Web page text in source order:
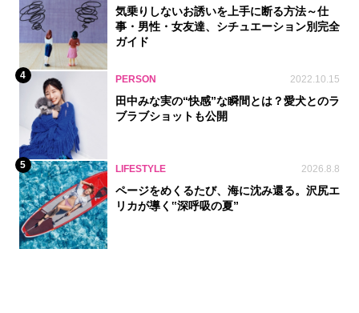
気乗りしないお誘いを上手に断る方法～仕
事・男性・女友達、シチュエーション別完全
ガイド
4 PERSON 2022.10.15
田中みな実の“快感”な瞬間とは？愛犬とのラ
ブラブショットも公開
5 LIFESTYLE 2026.8.8
ページをめくるたび、海に沈み還る。沢尻エ
リカが導く‟深呼吸の夏”